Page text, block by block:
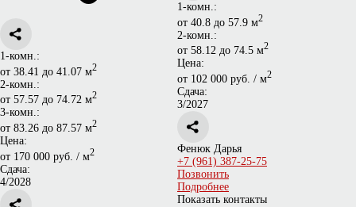
1-комн.:
от 38.41 до 41.07 м2
2-комн.:
от 57.57 до 74.72 м2
3-комн.:
от 83.26 до 87.57 м2
Цена:
от 170 000 руб. / м2
Сдача:
4/2028
1-комн.:
от 40.8 до 57.9 м2
2-комн.:
от 58.12 до 74.5 м2
Цена:
от 102 000 руб. / м2
Сдача:
3/2027
Фенюк Дарья
+7 (961) 387-25-75
Позвонить
Подробнее
Показать контакты